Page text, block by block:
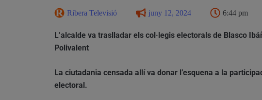
Ribera Televisió juny 12, 2024 6:44 pm
L’alcalde va traslladar els col·legis electorals de Blasco
Polivalent
La ciutadania censada allí va donar l’esquena a la
electoral.